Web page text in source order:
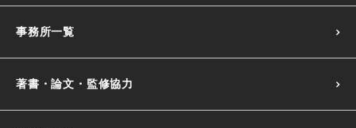
事務所一覧
著書・論文・監修協力